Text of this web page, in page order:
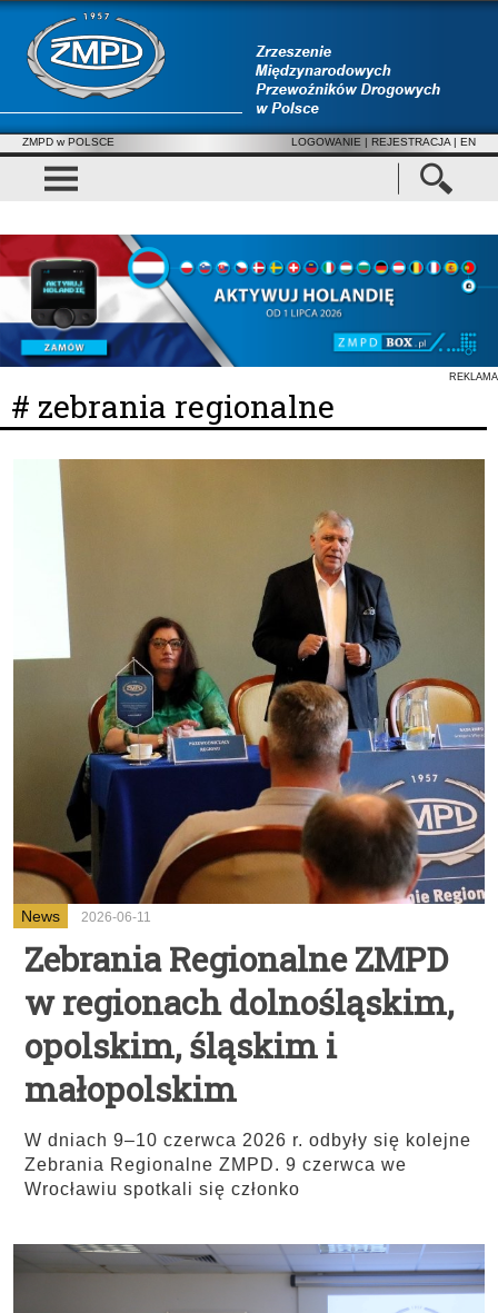
ZMPD w POLSCE LOGOWANIE | REJESTRACJA | EN
REKLAMA
# zebrania regionalne
News 2026-06-11
Zebrania Regionalne ZMPD
w regionach dolnośląskim,
opolskim, śląskim i
małopolskim
W dniach 9–10 czerwca 2026 r. odbyły się kolejne
Zebrania Regionalne ZMPD. 9 czerwca we
Wrocławiu spotkali się członko